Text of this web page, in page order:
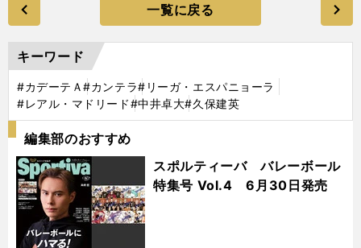
一覧に戻る
キーワード
#カデーテＡ#カンテラ#リーガ・エスパニョーラ
#レアル・マドリード#中井卓大#久保建英
編集部のおすすめ
スポルティーバ バレーボール
特集号 Vol.4 6月30日発売